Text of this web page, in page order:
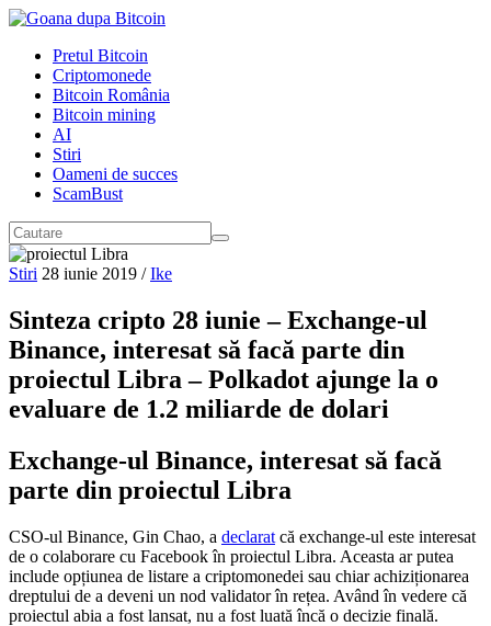
Pretul Bitcoin
Criptomonede
Bitcoin România
Bitcoin mining
AI
Stiri
Oameni de succes
ScamBust
Stiri 28 iunie 2019 / Ike
Sinteza cripto 28 iunie – Exchange-ul
Binance, interesat să facă parte din
proiectul Libra – Polkadot ajunge la o
evaluare de 1.2 miliarde de dolari
Exchange-ul Binance, interesat să facă
parte din proiectul Libra
CSO-ul Binance, Gin Chao, a declarat că exchange-ul este interesat
de o colaborare cu Facebook în proiectul Libra. Aceasta ar putea
include opțiunea de listare a criptomonedei sau chiar achiziționarea
dreptului de a deveni un nod validator în rețea. Având în vedere că
proiectul abia a fost lansat, nu a fost luată încă o decizie finală.